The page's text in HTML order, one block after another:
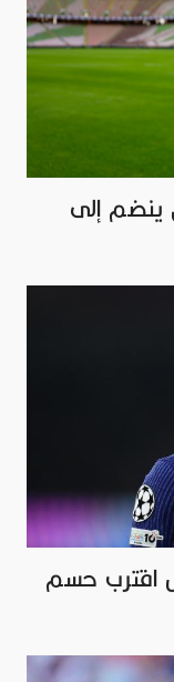
ينضم إلى
اقترب حسم